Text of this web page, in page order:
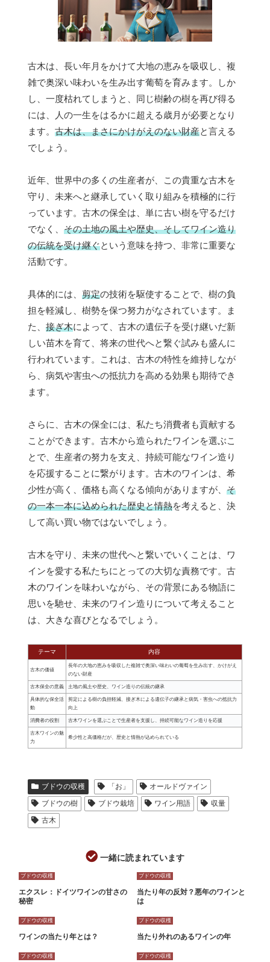
古木は、長い年月をかけて大地の恵みを吸収し、複
雑で奥深い味わいを生み出す葡萄を育みます。しか
し、一度枯れてしまうと、同じ樹齢の樹を再び得る
には、人の一生をはるかに超える歳月が必要となり
ます。 古木は、まさにかけがえのない財産と言える
でしょう。
近年、世界中の多くの生産者が、この貴重な古木を
守り、未来へと継承していく取り組みを積極的に行
っています。古木の保全は、単に古い樹を守るだけ
でなく、 その土地の風土や歴史、そしてワイン造り
の伝統を受け継ぐという意味を持つ、非常に重要な
活動です。
具体的には、 剪定の技術を駆使することで、樹の負
担を軽減し、樹勢を保つ努力がなされています。ま
た、 接ぎ木によって、古木の遺伝子を受け継いだ新
しい苗木を育て、将来の世代へと繋ぐ試みも盛んに
行われています。これは、古木の特性を維持しなが
ら、病気や害虫への抵抗力を高める効果も期待でき
ます。
さらに、古木の保全には、私たち消費者も貢献する
ことができます。古木から造られたワインを選ぶこ
とで、生産者の努力を支え、持続可能なワイン造り
を応援することに繋がります。古木のワインは、希
少性が高く、価格も高くなる傾向がありますが、 そ
の一本一本に込められた歴史と情熱を考えると、決
して高い買い物ではないでしょう。
古木を守り、未来の世代へと繋いでいくことは、ワ
インを愛する私たちにとっての大切な責務です。古
木のワインを味わいながら、その背景にある物語に
思いを馳せ、未来のワイン造りについて考えること
は、大きな喜びとなるでしょう。
テーマ 内容
古木の価値
長年の大地の恵みを吸収した複雑で奥深い味わいの葡萄を生み出す、かけがえ
のない財産
古木保全の意義 土地の風土や歴史、ワイン造りの伝統の継承
具体的な保全活
動
剪定による樹の負担軽減、接ぎ木による遺伝子の継承と病気・害虫への抵抗力
向上
消費者の役割 古木ワインを選ぶことで生産者を支援し、持続可能なワイン造りを応援
古木ワインの魅
力
希少性と高価格だが、歴史と情熱が込められている
ブドウの収穫 「お」
オールドヴァイン
ブドウの樹
ブドウ栽培 ワイン用語
収量
古木
一緒に読まれています
ブドウの収穫
エクスレ：ドイツワインの甘さの
秘密
ブドウの収穫
当たり年の反対？悪年のワインと
は
ブドウの収穫
ワインの当たり年とは？
ブドウの収穫
当たり外れのあるワインの年
ブドウの収穫 ブドウの収穫